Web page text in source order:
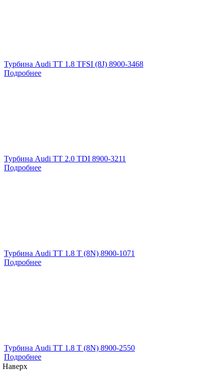
Турбина Audi TT 1.8 TFSI (8J) 8900-3468
Подробнее
Турбина Audi TT 2.0 TDI 8900-3211
Подробнее
Турбина Audi TT 1.8 T (8N) 8900-1071
Подробнее
Турбина Audi TT 1.8 T (8N) 8900-2550
Подробнее
Наверх